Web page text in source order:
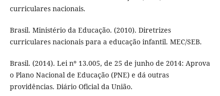
curriculares nacionais.
Brasil. Ministério da Educação. (2010). Diretrizes
curriculares nacionais para a educação infantil. MEC/SEB.
Brasil. (2014). Lei nº 13.005, de 25 de junho de 2014: Aprova
o Plano Nacional de Educação (PNE) e dá outras
providências. Diário Oficial da União.